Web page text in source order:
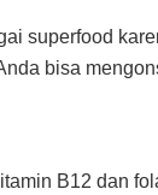
superfood
bisa
B12 dan